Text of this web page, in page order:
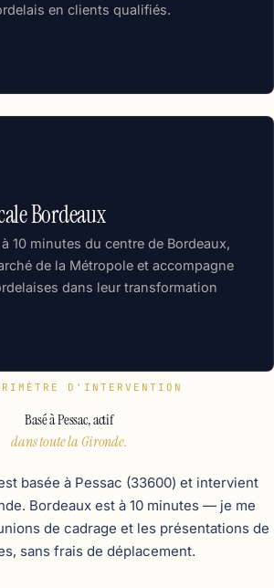
en clients qualifiés.
Bordeaux
10 minutes du centre de Bordeaux,
de la Métropole et accompagne
dans leur transformation
D'INTERVENTION
Basé à Pessac, actif
dans toute la Gironde.
basée à Pessac (33600) et intervient
Bordeaux est à 10 minutes — je me
de cadrage et les présentations de
sans frais de déplacement.